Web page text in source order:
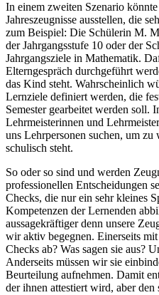
In einem zweiten Szenario
Jahreszeugnisse ausstellen, die
zum Beispiel: Die Schülerin M.
der Jahrgangsstufe 10 oder der
Jahrgangsziele in Mathematik.
Elterngespräch durchgeführt
das Kind steht. Wahrscheinlich
Lernziele definiert werden, die
Semester gearbeitet werden soll.
Lehrmeisterinnen und
uns Lehrpersonen suchen, um
schulisch steht.
So oder so sind und werden
professionellen Entscheidungen
Checks, die nur ein sehr kleines
Kompetenzen der Lernenden
aussagekräftiger denn unsere
wir aktiv begegnen. Einerseits
Checks ab? Was sagen sie aus?
Anderseits müssen wir sie
Beurteilung aufnehmen. Damit
der ihnen attestiert wird, aber den